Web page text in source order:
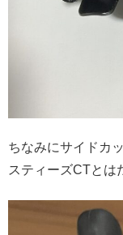
ちなみにサイドカ
スティーズCTとは